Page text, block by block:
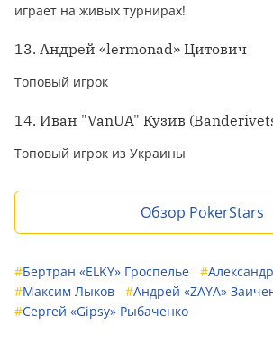
играет на живых турнирах!
13. Андрей «lermonad» Цитович
Топовый игрок
14. Иван "VanUA" Кузив
Топовый игрок из Украины
Обзор PokerStars
#Бертран «ELKY» Гроспелье #
#Максим Лыков #Андрей «ZAYA»
#Сергей «Gipsy» Рыбаченко